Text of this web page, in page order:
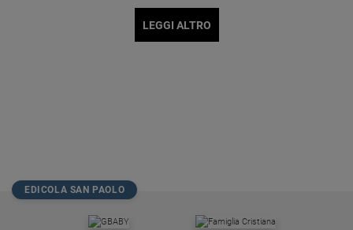
LEGGI ALTRO
EDICOLA SAN PAOLO